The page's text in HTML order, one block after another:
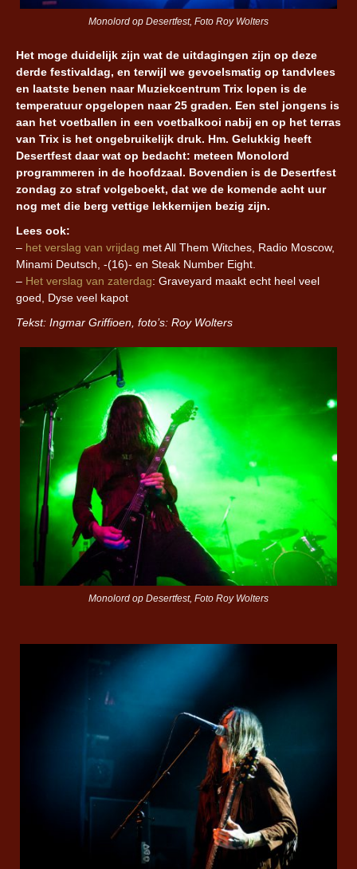
Monolord op Desertfest, Foto Roy Wolters
Het moge duidelijk zijn wat de uitdagingen zijn op deze
derde festivaldag, en terwijl we gevoelsmatig op tandvlees
en laatste benen naar Muziekcentrum Trix lopen is de
temperatuur opgelopen naar 25 graden. Een stel jongens is
aan het voetballen in een voetbalkooi nabij en op het terras
van Trix is het ongebruikelijk druk. Hm. Gelukkig heeft
Desertfest daar wat op bedacht: meteen Monolord
programmeren in de hoofdzaal. Bovendien is de Desertfest
zondag zo straf volgeboekt, dat we de komende acht uur
nog met die berg vettige lekkernijen bezig zijn.
Lees ook:
– het verslag van vrijdag met All Them Witches, Radio Moscow,
Minami Deutsch, -(16)- en Steak Number Eight.
– Het verslag van zaterdag: Graveyard maakt echt heel veel
goed, Dyse veel kapot
Tekst: Ingmar Griffioen, foto’s: Roy Wolters
Monolord op Desertfest, Foto Roy Wolters